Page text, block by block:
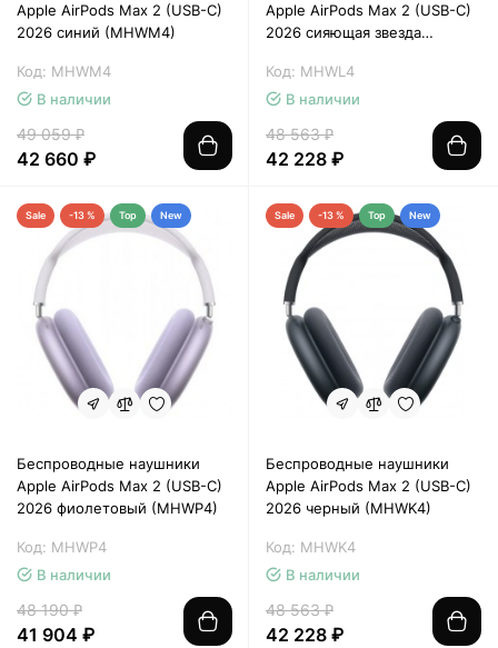
Apple AirPods Max 2 (USB-C)
2026 синий (MHWM4)
Код: MHWM4
В наличии
49 059 ₽
42 660 ₽
Apple AirPods Max 2 (USB-C)
2026 сияющая звезда
Код: MHWL4
В наличии
48 563 ₽
42 228 ₽
Sale -13 % Top New
Беспроводные наушники
Apple AirPods Max 2 (USB-C)
2026 фиолетовый (MHWP4)
Код: MHWP4
В наличии
48 190 ₽
41 904 ₽
Sale -13 % Top New
Беспроводные наушники
Apple AirPods Max 2 (USB-C)
2026 черный (MHWK4)
Код: MHWK4
В наличии
48 563 ₽
42 228 ₽